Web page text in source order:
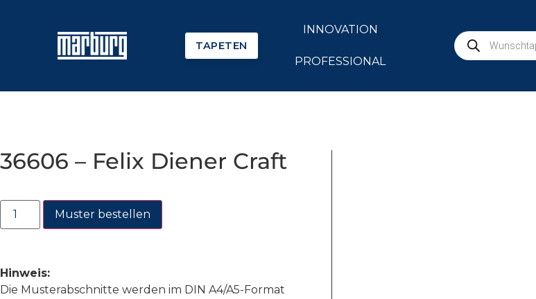
TAPETEN
INNOVATION
PROFESSIONAL
36606 – Felix Diener Craft
Muster bestellen
Hinweis:
Die Musterabschnitte werden im DIN A4/A5-Format